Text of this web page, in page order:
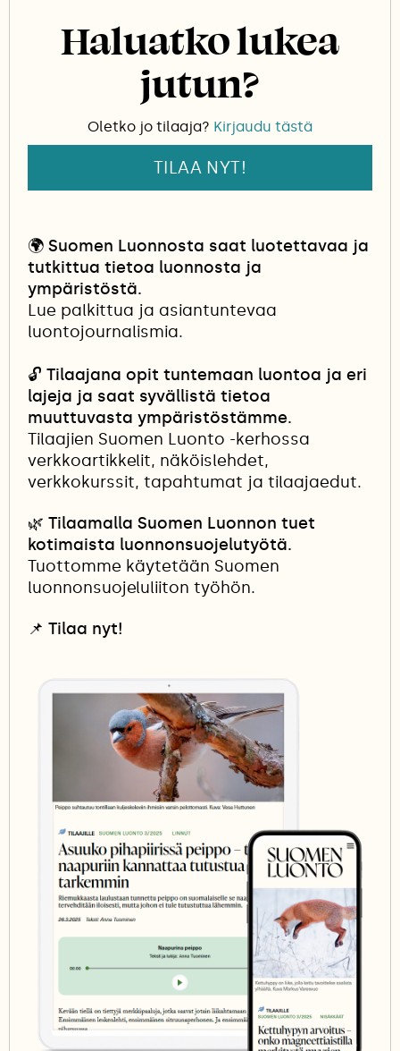
Haluatko lukea
jutun?
Oletko jo tilaaja? Kirjaudu tästä
TILAA NYT!
🌍 Suomen Luonnosta saat luotettavaa ja
tutkittua tietoa luonnosta ja
ympäristöstä.
Lue palkittua ja asiantuntevaa
luontojournalismia.
🔓 Tilaajana opit tuntemaan luontoa ja eri
lajeja ja saat syvällistä tietoa
muuttuvasta ympäristöstämme.
Tilaajien Suomen Luonto -kerhossa
verkkoartikkelit, näköislehdet,
verkkokurssit, tapahtumat ja tilaajaedut.
🌿 Tilaamalla Suomen Luonnon tuet
kotimaista luonnonsuojelutyötä.
Tuottomme käytetään Suomen
luonnonsuojeluliiton työhön.
📌 Tilaa nyt!